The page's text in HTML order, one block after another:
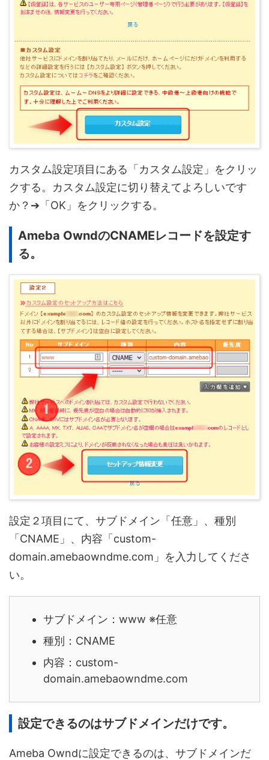
カスタム設定項目にある「カスタム設定」をクリッ
クする。カスタム設定に切り替えてよろしいです
か？➔「OK」をクリックする。
Ameba OwndのCNAMEレコードを設定す
る。
設定２項目にて、サブドメイン「任意」、種別
「CNAME」、内容「custom-
domain.amebaowndme.com」を入力してくださ
い。
サブドメイン：www ※任意
種別：CNAME
内容：custom-
domain.amebaowndme.com
設定できるのはサブドメインだけです。
Ameba Owndに設定できるのは、サブドメインだ